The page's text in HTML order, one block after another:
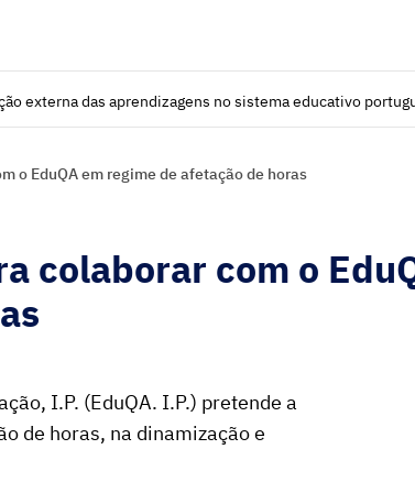
externa das aprendizagens no sistema educativo
o EduQA em regime de afetação de horas
colaborar com o
I.P. (EduQA. I.P.) pretende a
de horas, na dinamização e